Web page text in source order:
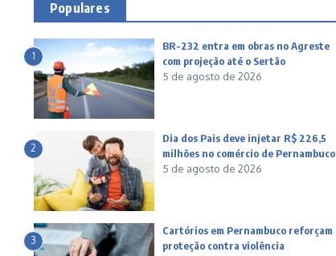
Populares
1
BR-232 entra em obras no Agreste
com projeção até o Sertão
5 de agosto de 2026
2
Dia dos Pais deve injetar R$ 226,5
milhões no comércio de Pernambuco
5 de agosto de 2026
3
Cartórios em Pernambuco reforçam
proteção contra violência